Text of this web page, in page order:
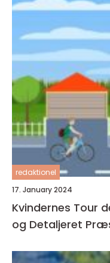
redaktionel
17. January 2024
Kvindernes Tour
og Detaljeret